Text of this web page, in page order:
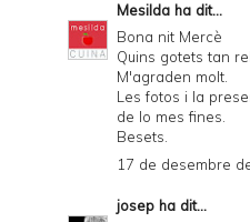
Mesilda ha dit...
Bona nit Mercè
Quins gotets tan
M'agraden molt.
Les fotos i la
de lo mes fines.
Besets.
17 de desembre
josep ha dit...